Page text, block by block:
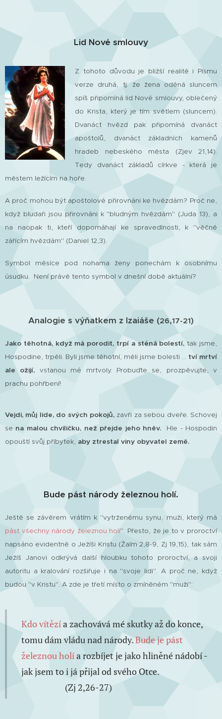
Lid Nové smlouvy
Z tohoto důvodu je bližší realitě i Písmu
verze druhá, tj. že žena oděná sluncem
spíš připomíná lid Nové smlouvy, oblečený
do Krista, který je tím světlem (sluncem).
Dvanáct hvězd pak připomíná dvanáct
apoštolů, dvanáct základních kamenů
hradeb nebeského města (Zjev 21,14).
Tedy dvanáct základů církve - která je
městem ležícím na hoře.
A proč mohou být apoštolové přirovnáni ke hvězdám? Proč ne,
když bludaři jsou přirovnáni k "bludným hvězdám" (Juda 13), a
na naopak ti, kteří dopomáhají ke spravedlnosti, k "věčně
zářícím hvězdám" (Daniel 12,3).
Symbol měsíce pod nohama ženy ponechám k osobnímu
úsudku. Není právě tento symbol v dnešní době aktuální?
Analogie s výňatkem z Izaiáše (26,17-21)
Jako těhotná, když má porodit, trpí a sténá bolestí, tak jsme,
Hospodine, trpěli. Byli jsme těhotní, měli jsme bolesti ... tví mrtví
ale ožijí, vstanou mé mrtvoly. Probuďte se, prozpěvujte, v
prachu pohřbení!
Vejdi, můj lide, do svých pokojů, zavři za sebou dveře. Schovej
se na malou chviličku, než přejde jeho hněv.
Hle - Hospodin
opouští svůj příbytek, aby ztrestal viny obyvatel země.
Bude pást národy železnou holí.
Ještě se závěrem vrátím k "vytrženému synu, muži, který má
pást všechny národy železnou holí". Přesto, že je to v proroctví
napsáno evidentně o Ježíši Kristu (Žalm 2,8-9, Zj 19,15), tak sám
Ježíš Janovi odkrývá další hloubku tohoto proroctví, a svoji
autoritu a kralování rozšiřuje i na "svoje lidi". A proč ne, když
budou "v Kristu". A zde je třetí místo o zmíněném "muži":
Kdo vítězía zachovává mé skutky až do konce,
tomu dám vládu nad národy.Bude je pást
železnou holía rozbíjet je jako hliněné nádobí -
jak jsem to i já přijal od svého Otce.
(Zj 2,26-27)